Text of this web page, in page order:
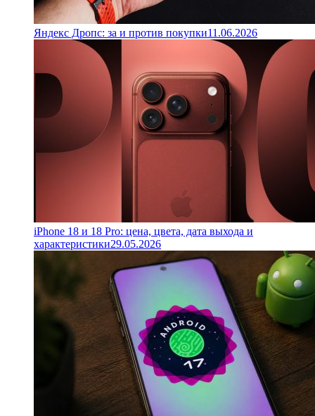
Яндекс Дропс: за и против покупки11.06.2026
iPhone 18 и 18 Pro: цена, цвета, дата выхода и
характеристики29.05.2026